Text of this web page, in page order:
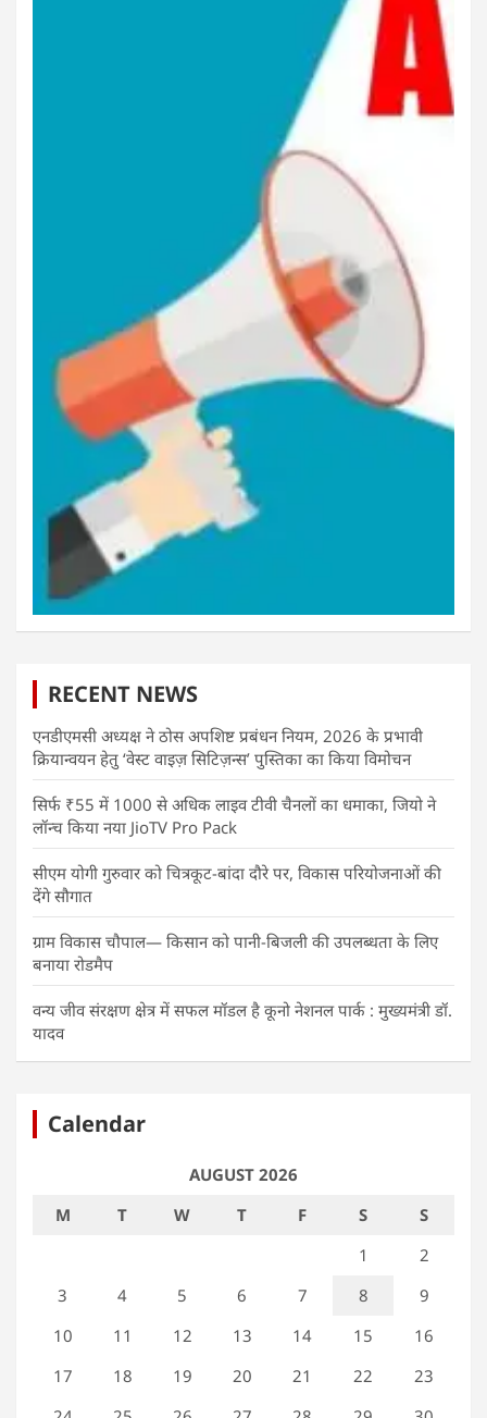
RECENT NEWS
एनडीएमसी अध्यक्ष ने ठोस अपशिष्ट प्रबंधन नियम, 2026 के प्रभावी
क्रियान्वयन हेतु ‘वेस्ट वाइज़ सिटिज़न्स’ पुस्तिका का किया विमोचन
सिर्फ ₹55 में 1000 से अधिक लाइव टीवी चैनलों का धमाका, जियो ने
लॉन्च किया नया JioTV Pro Pack
सीएम योगी गुरुवार को चित्रकूट-बांदा दौरे पर, विकास परियोजनाओं की
देंगे सौगात
ग्राम विकास चौपाल— किसान को पानी-बिजली की उपलब्धता के लिए
बनाया रोडमैप
वन्य जीव संरक्षण क्षेत्र में सफल मॉडल है कूनो नेशनल पार्क : मुख्यमंत्री डॉ.
यादव
Calendar
AUGUST 2026
M
T W T F S
S
1
2
3
4 5 6 7 8
9
10
11 12 13 14 15
16
17
18 19 20 21 22
23